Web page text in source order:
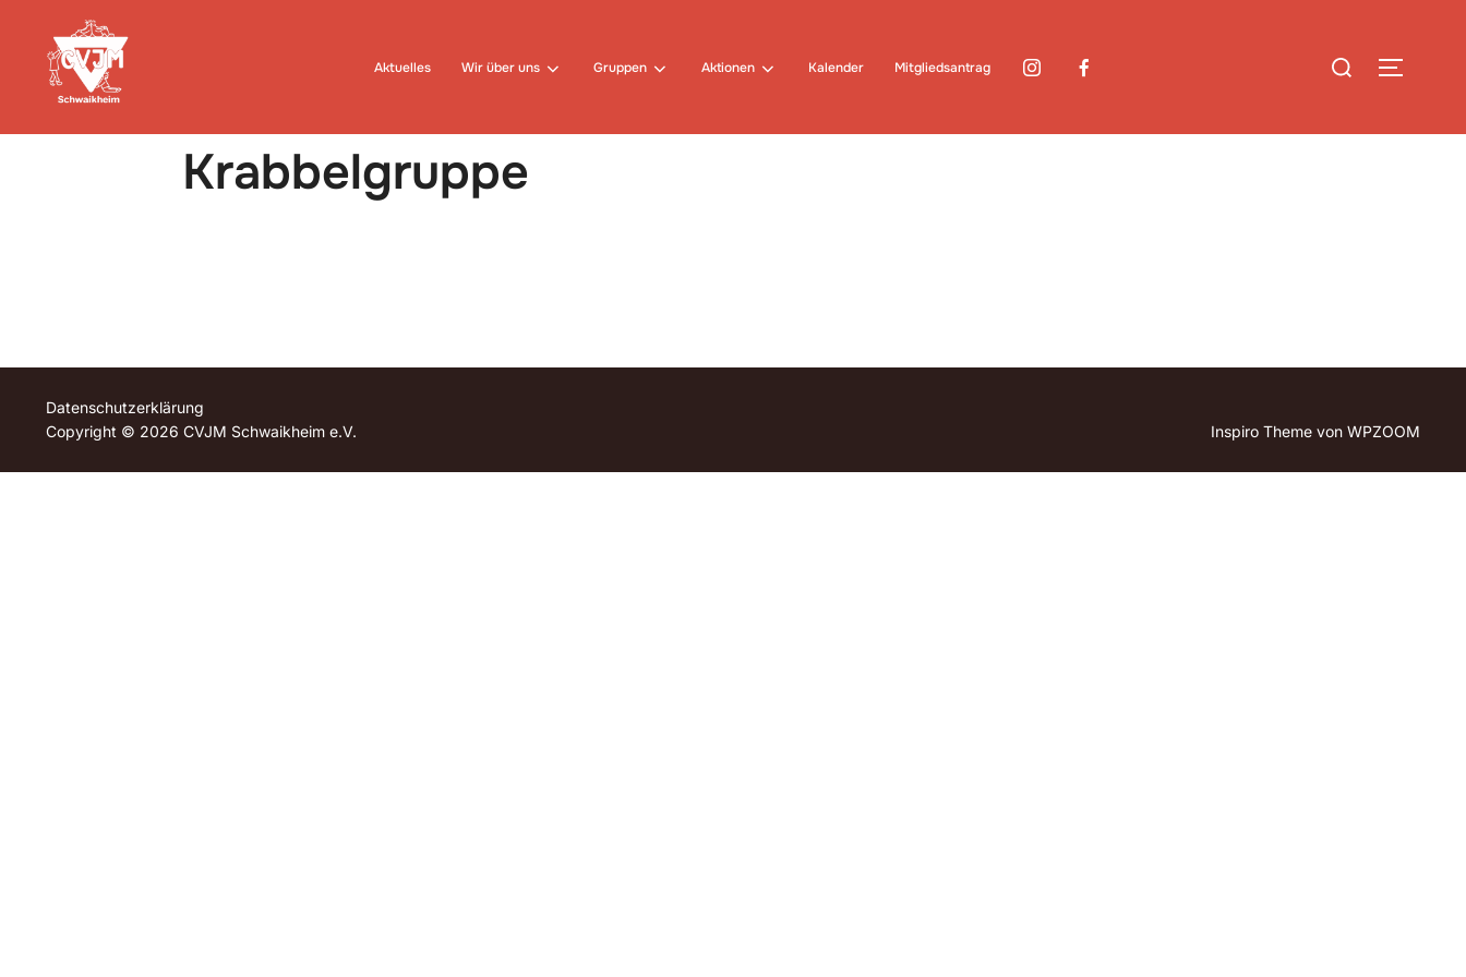
springen
Aktuelles Wir über uns Gruppen Aktionen Kalender Mitgliedsantrag
nach:
Krabbelgruppe
Datenschutzerklärung
Copyright © 2026 CVJM Schwaikheim e.V.
Inspiro Theme von WPZOOM